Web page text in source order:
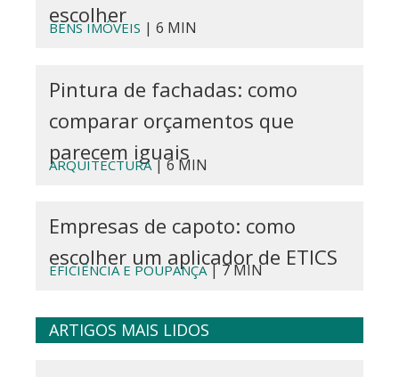
escolher
BENS IMÓVEIS | 6 MIN
Pintura de fachadas: como
comparar orçamentos que
parecem iguais
ARQUITECTURA| 6 MIN
Empresas de capoto: como
escolher um aplicador de ETICS
EFICIÊNCIA E POUPANÇA| 7 MIN
ARTIGOS MAIS LIDOS